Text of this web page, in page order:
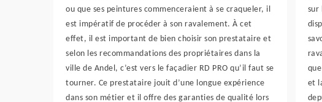
ou que ses peintures commenceraient à se craqueler, il
est impératif de procéder à son ravalement. À cet
effet, il est important de bien choisir son prestataire et
selon les recommandations des propriétaires dans la
ville de Andel, c’est vers le façadier RD PRO qu’il faut se
tourner. Ce prestataire jouit d’une longue expérience
dans son métier et il offre des garanties de qualité lors
sur
et